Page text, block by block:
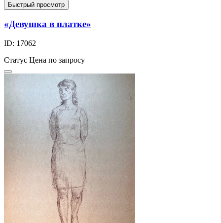
Быстрый просмотр
«Девушка в платке»
ID: 17062
Статус Цена по запросу